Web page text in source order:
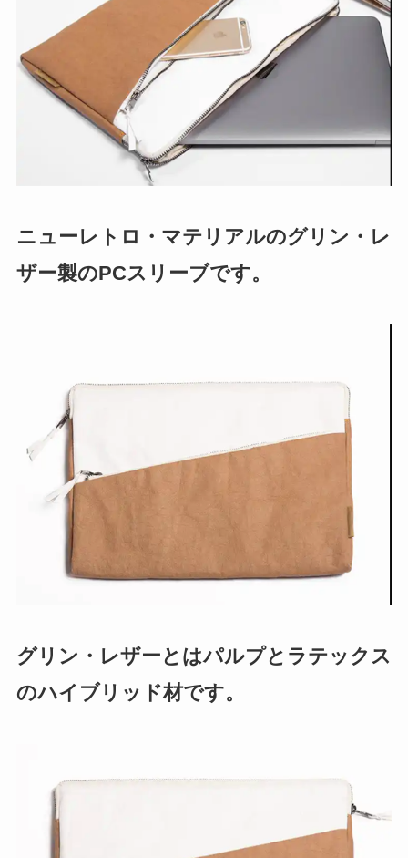
ニューレトロ・マテリアルのグリン・レ
ザー製のPCスリーブです。
グリン・レザーとはパルプとラテックス
のハイブリッド材です。